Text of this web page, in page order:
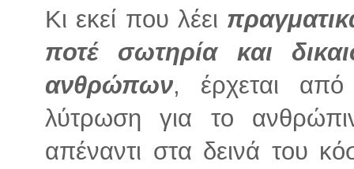
Κι εκεί που λέει
ποτέ σωτηρία και
ανθρώπων, έρχεται
λύτρωση για το
απέναντι στα δεινά του